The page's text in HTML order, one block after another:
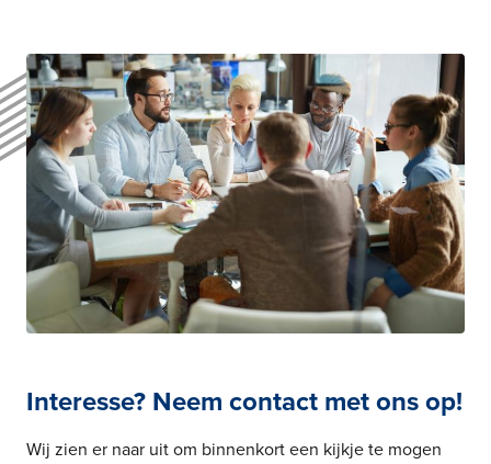
Interesse? Neem contact met ons op!
Wij zien er naar uit om binnenkort een kijkje te mogen